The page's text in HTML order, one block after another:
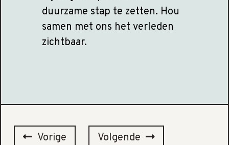
duurzame stap te zetten. Hou
samen met ons het verleden
zichtbaar.
Vorige Volgende